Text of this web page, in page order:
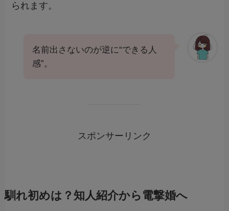
られます。
名前出さないのが逆に“できる人
感”。
スポンサーリンク
馴れ初めは？知人紹介から電撃婚へ